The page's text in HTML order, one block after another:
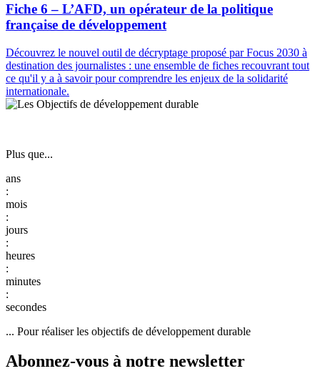
Fiche 6 – L’AFD, un opérateur de la politique
française de développement
Découvrez le nouvel outil de décryptage proposé par Focus 2030 à
destination des journalistes : une ensemble de fiches recouvrant tout
ce qu'il y a à savoir pour comprendre les enjeux de la solidarité
internationale.
Plus que...
:
:
:
:
:
... Pour réaliser les objectifs de développement durable
Abonnez-vous à notre newsletter